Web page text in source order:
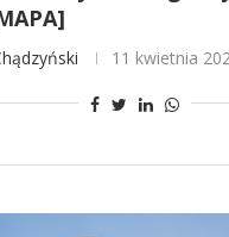
11 kwietnia